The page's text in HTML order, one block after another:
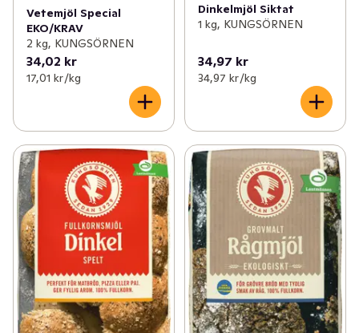
Vetemjöl Special
EKO/KRAV
2 kg, KUNGSÖRNEN
34,02 kr
17,01 kr /kg
Dinkelmjöl Siktat
1 kg, KUNGSÖRNEN
34,97 kr
34,97 kr /kg